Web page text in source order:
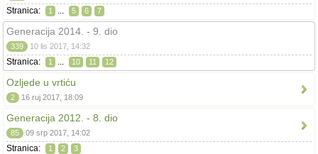
Stranica: 1 ... 5 6 7
Generacija 2014. - 9. dio
339 10 lis 2017, 14:32
Stranica: 1 ... 10 11 12
Ozljede u vrtiću
2 16 ruj 2017, 18:09
Generacija 2012. - 8. dio
85 09 srp 2017, 14:02
Stranica: 1 2 3